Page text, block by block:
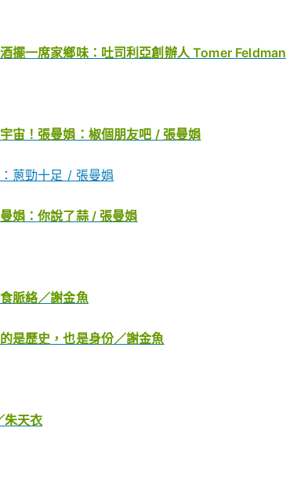
擺一席家鄉味：吐司利亞創辦人 Tomer Feldman
宙！張曼娟：椒個朋友吧 / 張曼娟
蔥勁十足 / 張曼娟
娟：你說了蒜 / 張曼娟
脈絡／謝金魚
是歷史，也是身份／謝金魚
朱天衣